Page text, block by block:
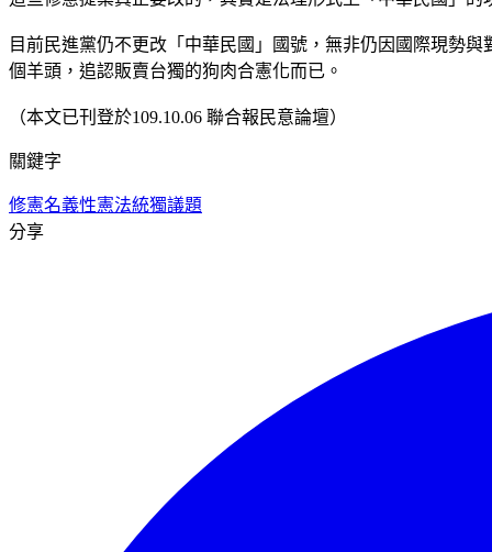
目前民進黨仍不更改「中華民國」國號，無非仍因國際現勢
個羊頭，追認販賣台獨的狗肉合憲化而已。
（本文已刊登於109.10.06 聯合報民意論壇）
關鍵字
修憲名義性憲法統獨議題
分享